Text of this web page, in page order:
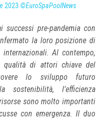
2023 ©EuroSpaPoolNews
pre-pandemia con
la loro posizione di
Al contempo,
di attori chiave del
lo sviluppo futuro
sostenibilità, l'efficienza
sono molto importanti
con emergenza. Il duo